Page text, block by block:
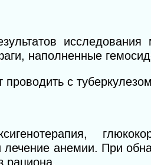
наполненные
с
лечение анемии. При
рациона.